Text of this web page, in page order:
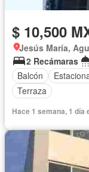
$ 10,500
Jesús María,
2 Recámaras
Balcón
Terraza
Hace 1 semana, 1 día